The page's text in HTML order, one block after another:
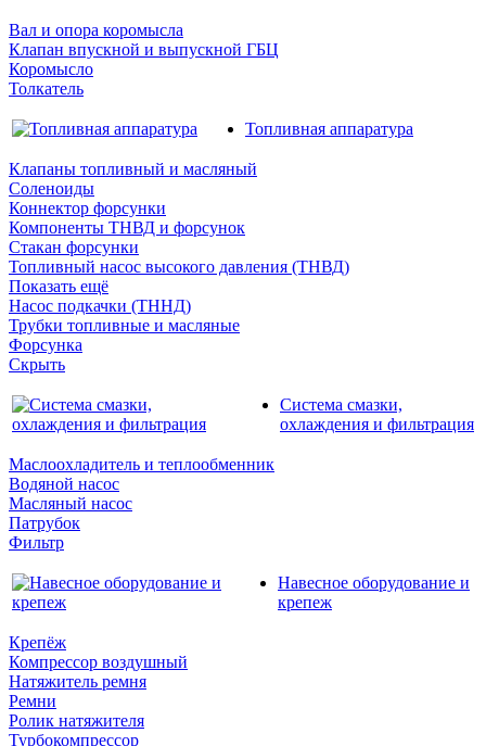
Вал и опора коромысла
Клапан впускной и выпускной ГБЦ
Коромысло
Толкатель
Топливная аппаратура
Клапаны топливный и масляный
Соленоиды
Коннектор форсунки
Компоненты ТНВД и форсунок
Стакан форсунки
Топливный насос высокого давления (ТНВД)
Показать ещё
Насос подкачки (ТННД)
Трубки топливные и масляные
Форсунка
Скрыть
Система смазки,
охлаждения и фильтрация
Маслоохладитель и теплообменник
Водяной насос
Масляный насос
Патрубок
Фильтр
Навесное оборудование и
крепеж
Крепёж
Компрессор воздушный
Натяжитель ремня
Ремни
Ролик натяжителя
Турбокомпрессор